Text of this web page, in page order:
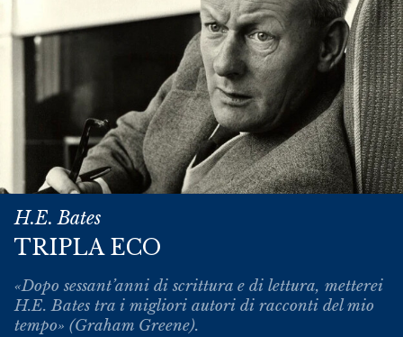
H.E. Bates
TRIPLA ECO
«Dopo sessant’anni di scrittura e di lettura, metterei
H.E. Bates tra i migliori autori di racconti del mio
tempo» (Graham Greene).